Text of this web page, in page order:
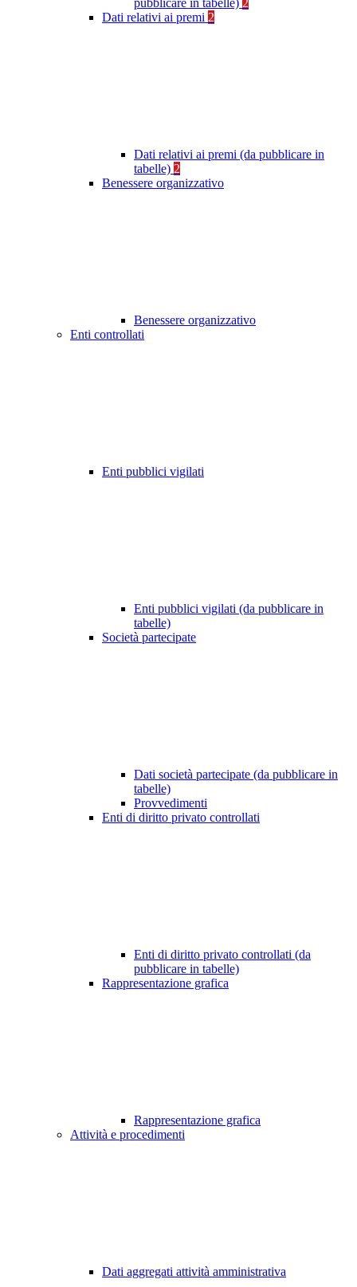
pubblicare in tabelle) 2
Dati relativi ai premi 2
Dati relativi ai premi (da pubblicare in
tabelle) 2
Benessere organizzativo
Benessere organizzativo
Enti controllati
Enti pubblici vigilati
Enti pubblici vigilati (da pubblicare in
tabelle)
Società partecipate
Dati società partecipate (da pubblicare in
tabelle)
Provvedimenti
Enti di diritto privato controllati
Enti di diritto privato controllati (da
pubblicare in tabelle)
Rappresentazione grafica
Rappresentazione grafica
Attività e procedimenti
Dati aggregati attività amministrativa